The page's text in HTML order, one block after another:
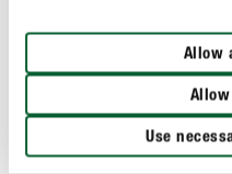
Allow
Use
terre ameublie, à
d’environ 20 centimètres
inter-rang de 30
plus grand-chose à faire :
car l’ail redoute l’excès